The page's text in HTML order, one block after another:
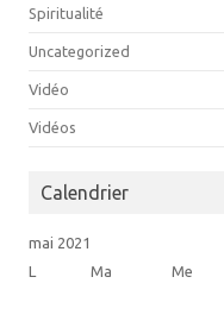
Spiritualité
Uncategorized
Vidéo
Vidéos
Calendrier
mai 2021
L
Ma Me